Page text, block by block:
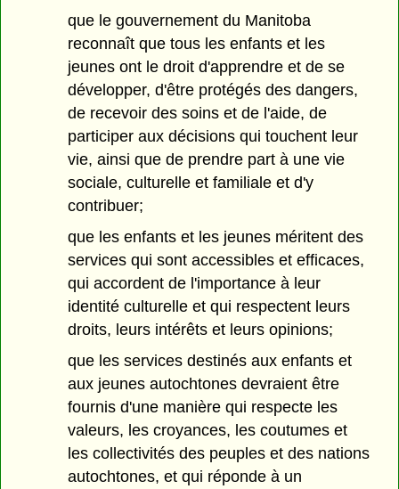
que le gouvernement du Manitoba
reconnaît que tous les enfants et les
jeunes ont le droit d'apprendre et de se
développer, d'être protégés des dangers,
de recevoir des soins et de l'aide, de
participer aux décisions qui touchent leur
vie, ainsi que de prendre part à une vie
sociale, culturelle et familiale et d'y
contribuer;
que les enfants et les jeunes méritent des
services qui sont accessibles et efficaces,
qui accordent de l'importance à leur
identité culturelle et qui respectent leurs
droits, leurs intérêts et leurs opinions;
que les services destinés aux enfants et
aux jeunes autochtones devraient être
fournis d'une manière qui respecte les
valeurs, les croyances, les coutumes et
les collectivités des peuples et des nations
autochtones, et qui réponde à un